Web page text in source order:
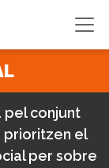
pel conjunt
prioritzen el
per sobre